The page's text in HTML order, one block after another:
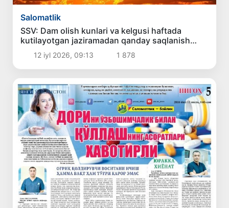
Salomatlik
SSV: Dam olish kunlari va kelgusi haftada
kutilayotgan jaziramadan qanday saqlanish
kerak?
12 iyl 2026, 09:13 1 878